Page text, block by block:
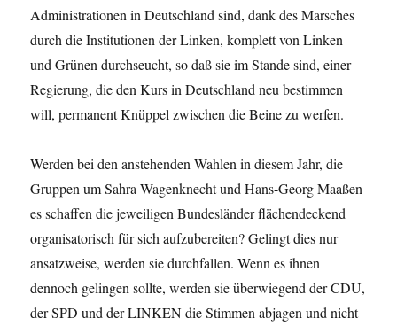
Administrationen in Deutschland sind, dank des Marsches
durch die Institutionen der Linken, komplett von Linken
und Grünen durchseucht, so daß sie im Stande sind, einer
Regierung, die den Kurs in Deutschland neu bestimmen
will, permanent Knüppel zwischen die Beine zu werfen.
Werden bei den anstehenden Wahlen in diesem Jahr, die
Gruppen um Sahra Wagenknecht und Hans-Georg Maaßen
es schaffen die jeweiligen Bundesländer flächendeckend
organisatorisch für sich aufzubereiten? Gelingt dies nur
ansatzweise, werden sie durchfallen. Wenn es ihnen
dennoch gelingen sollte, werden sie überwiegend der CDU,
der SPD und der LINKEN die Stimmen abjagen und nicht